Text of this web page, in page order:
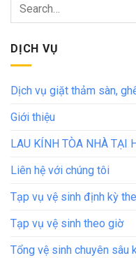
DỊCH VỤ
Dịch vụ giặt thảm sàn,
Giới thiệu
LAU KÍNH TÒA NHÀ TẠI
Liên hệ với chúng tôi
Tạp vụ vệ sinh định kỳ
Tạp vụ vệ sinh theo giờ
Tổng vệ sinh chuyên sâu